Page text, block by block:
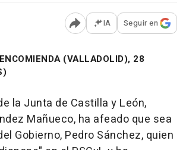
Abrir opciones para
IA Seguir en
(VALLADOLID), 28
la Junta de Castilla y León,
Mañueco, ha afeado que sea
Gobierno, Pedro Sánchez, quien